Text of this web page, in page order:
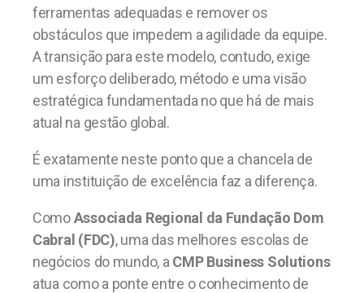
ferramentas adequadas e remover os
obstáculos que impedem a agilidade da equipe.
A transição para este modelo, contudo, exige
um esforço deliberado, método e uma visão
estratégica fundamentada no que há de mais
atual na gestão global.
É exatamente neste ponto que a chancela de
uma instituição de excelência faz a diferença.
ComoAssociada Regional da Fundação Dom
Cabral (FDC), uma das melhores escolas de
negócios do mundo, a CMP Business Solutions
atua como a ponte entre o conhecimento de